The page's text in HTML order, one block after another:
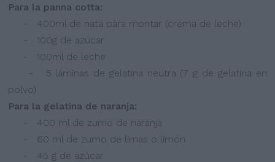
Para la panna cotta:
- 400ml de nata para montar (crema de leche)
- 100g de azúcar
- 100ml de leche
- 5 láminas de gelatina neutra (7 g de gelatina en
polvo)
Para la gelatina de naranja:
- 400 ml de zumo de naranja
- 60 ml de zumo de limas o limón
- 45 g de azúcar